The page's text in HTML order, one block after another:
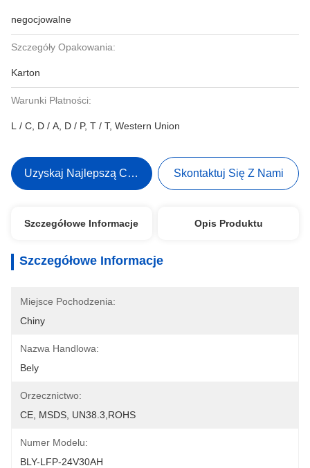
negocjowalne
Szczegóły Opakowania:
Karton
Warunki Płatności:
L / C, D / A, D / P, T / T, Western Union
Uzyskaj Najlepszą Cenę Skontaktuj Się Z Nami
Szczegółowe Informacje Opis Produktu
Szczegółowe Informacje
Miejsce Pochodzenia:
Chiny
Nazwa Handlowa:
Bely
Orzecznictwo:
CE, MSDS, UN38.3,ROHS
Numer Modelu:
BLY-LFP-24V30AH